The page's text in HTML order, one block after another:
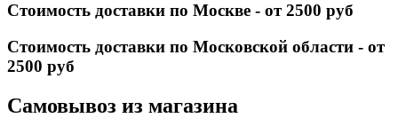
Стоимость доставки по Москве - от 2500 руб
Стоимость доставки по Московской области - от
2500 руб
Самовывоз из магазина